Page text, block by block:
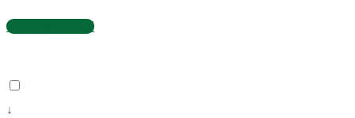
Stundenzettel
↓